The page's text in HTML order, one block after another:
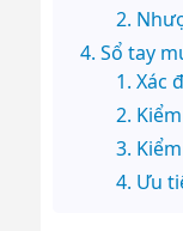
Sổ tay
Xác
Ưu